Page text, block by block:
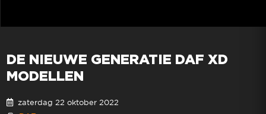
DE NIEUWE GENERATIE DAF XD
MODELLEN
zaterdag 22 oktober 2022